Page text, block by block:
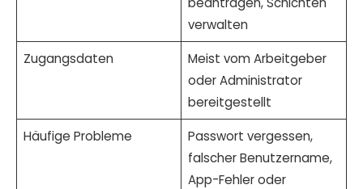
verwalten
Zugangsdaten
Meist vom Arbeitgeber
oder Administrator
bereitgestellt
Häufige Probleme
Passwort vergessen,
falscher Benutzername,
App-Fehler oder